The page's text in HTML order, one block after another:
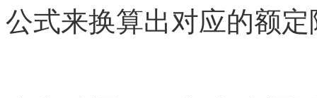
公式来换算出对应的额